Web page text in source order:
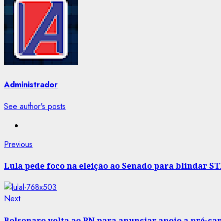
Administrador
See author's posts
Post
navigation
Previous
Lula pede foco na eleição ao Senado para blindar
NextNext